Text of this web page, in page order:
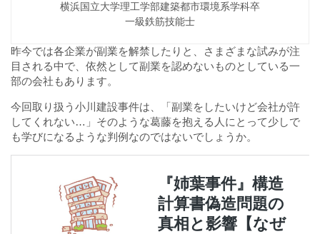
横浜国立大学理工学部建築都市環境系学科卒
一級鉄筋技能士
昨今では各企業が副業を解禁したりと、さまざまな試みが注
目される中で、依然として副業を認めないものとしている一
部の会社もあります。
今回取り扱う小川建設事件は、「副業をしたいけど会社が許
してくれない…」そのような葛藤を抱える人にとって少しで
も学びになるような判例なのではないでしょうか。